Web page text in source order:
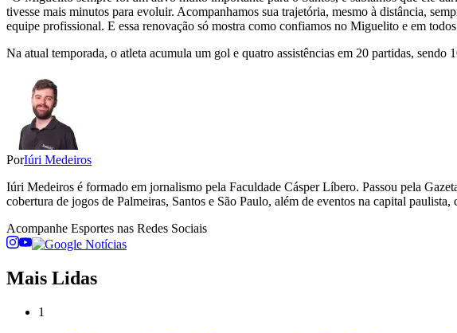
tivesse mais minutos para evoluir. Acompanhamos sua trajetória, mesmo à distância,
equipe profissional. E essa renovação só mostra como confiamos no Miguelito e em
Na atual temporada, o atleta acumula um gol e quatro assistências em 20 partidas, sendo
PorIúri Medeiros
Iúri Medeiros é formado em jornalismo pela Faculdade Cásper Líbero. Passou pela
cobertura de jogos de Palmeiras, Santos e São Paulo, além de eventos na capital
Acompanhe Esportes nas Redes Sociais
Mais Lidas
1